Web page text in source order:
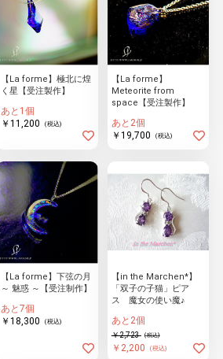
【La forme】極北に煌
く星【受注製作】
あと1個
￥11,200
(税込)
【La forme】
Meteorite from
space【受注製作】
あと2個
￥19,700
(税込)
【La forme】下弦の月
～ 魅惑 ～【受注制作】
あと7個
￥18,300
(税込)
【in the Marchen*】
「双子の子猫」ピア
ス 魔女の使い魔♪
あと2個
￥2,723 (税込)
￥2,200 (税込)